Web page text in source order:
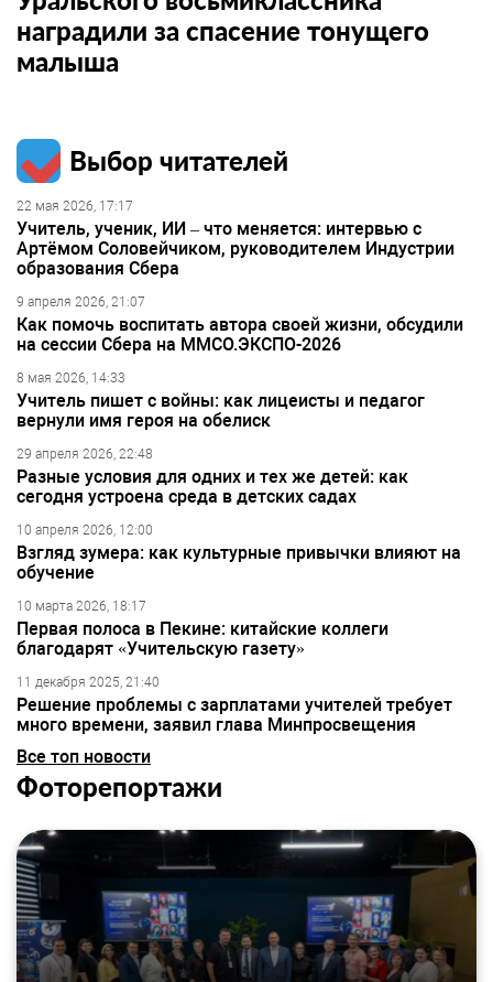
наградили за спасение тонущего
малыша
Выбор читателей
22 мая 2026, 17:17
Учитель, ученик, ИИ – что меняется: интервью с
Артёмом Соловейчиком, руководителем Индустрии
образования Сбера
9 апреля 2026, 21:07
Как помочь воспитать автора своей жизни, обсудили
на сессии Сбера на ММСО.ЭКСПО-2026
8 мая 2026, 14:33
Учитель пишет с войны: как лицеисты и педагог
вернули имя героя на обелиск
29 апреля 2026, 22:48
Разные условия для одних и тех же детей: как
сегодня устроена среда в детских садах
10 апреля 2026, 12:00
Взгляд зумера: как культурные привычки влияют на
обучение
10 марта 2026, 18:17
Первая полоса в Пекине: китайские коллеги
благодарят «Учительскую газету»
11 декабря 2025, 21:40
Решение проблемы с зарплатами учителей требует
много времени, заявил глава Минпросвещения
Все топ новости
Фоторепортажи